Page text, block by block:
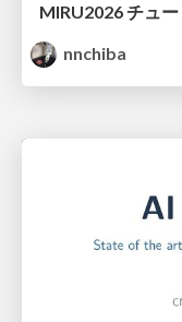
nnchiba